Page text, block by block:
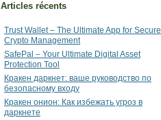
Articles récents
Trust Wallet – The Ultimate App for Secure
Crypto Management
SafePal – Your Ultimate Digital Asset
Protection Tool
Кракен даркнет: ваше руководство по
безопасному входу
Кракен онион: Как избежать угроз в
даркнете